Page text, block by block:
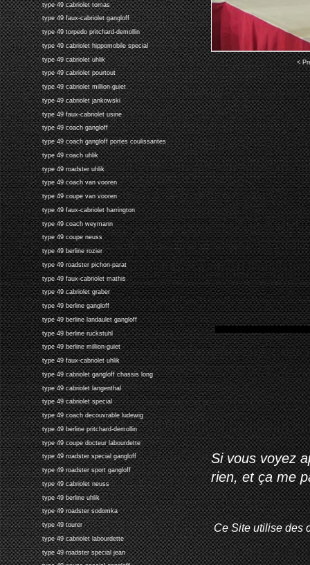
type 49 cabriolet tomas
type 49 faux-cabriolet gangloff
type 49 torpedo pritchard-demollin
type 49 cabriolet hippomobile special
type 49 cabriolet uhlik
type 49 cabriolet pourtout
type 49 cabriolet million-guiet
type 49 cabriolet jankowski
type 49 faux-cabriolet usine
type 49 coach gangloff
type 49 coach gangloff portes coulissantes
type 49 coach uhlik
type 49 roadster uhlik
type 49 coach van vooren
type 49 coupe van vooren
type 49 faux-cabriolet harrington
type 49 coach weymann
type 49 coupe neuss
type 49 berline rozier
type 49 roadster pichon-parat
type 49 faux-cabriolet mathis
type 49 cabriolet graber
type 49 berline gangloff
type 49 berline landaulet gangloff
type 49 berline ruckstuhl
type 49 berline million-guiet
type 49 faux-cabriolet uhlik
type 49 cabriolet gangloff chassis long
type 49 cabriolet langenthal
type 49 cabriolet special
type 49 coach decouvrable ludewig
type 49 berline pritchard-demollin
type 49 coupe docteur labourdette
type 49 roadster special gangloff
type 49 roadster sport gangloff
type 49 cabriolet neuss
type 49 berline uhlik
type 49 roadster sodomka
type 49 tourer
type 49 cabriolet labourdette
type 49 roadster special jean
<
Si vous voyez
rien, et ça me
Ce Site utilise des